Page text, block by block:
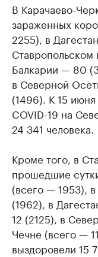
В Карачаево-
зараженных
2255), в
Балкарии — 80
в Северной
(1496). К 15
COVID-19 на
24 341 человека.
Кроме того, в
прошедшие
(всего — 1953),
(1962), в
12 (2125), в
Чечне (всего —
выздоровели 15